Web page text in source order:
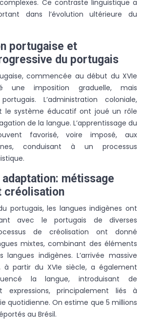
Ce contraste linguistique a
dans l’évolution ultérieure du
portugaise et
du portugais
commencée au début du XVIe
une imposition graduelle, mais
L’administration coloniale,
le système éducatif ont joué un rôle
de la langue. L’apprentissage du
favorisé, voire imposé, aux
conduisant à un processus
métissage
créolisation
portugais, les langues indigènes ont
avec le portugais de diverses
de créolisation ont donné
mixtes, combinant des éléments
indigènes. L’arrivée massive
à partir du XVIe siècle, a également
la langue, introduisant de
principalement liés à
quotidienne. On estime que 5 millions
au Brésil.